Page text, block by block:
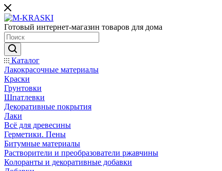
Готовый интернет-магазин товаров для дома
Каталог
Лакокрасочные материалы
Краски
Грунтовки
Шпатлевки
Декоративные покрытия
Лаки
Всё для древесины
Герметики. Пены
Битумные материалы
Растворители и преобразователи ржавчины
Колоранты и декоративные добавки